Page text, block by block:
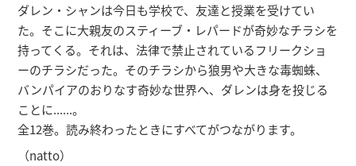
ダレン・シャンは今日も学校で、友達と授業を受けてい
た。そこに大親友のスティーブ・レパードが奇妙なチラシを
持ってくる。それは、法律で禁止されているフリークショ
ーのチラシだった。そのチラシから狼男や大きな毒蜘蛛、
バンパイアのおりなす奇妙な世界へ、ダレンは身を投じる
ことに......。
全12巻。読み終わったときにすべてがつながります。
（natto）